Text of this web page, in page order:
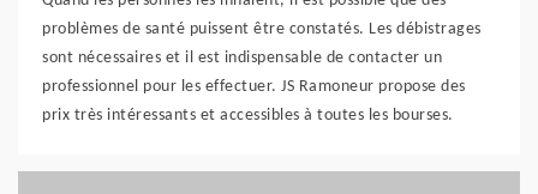
problèmes de santé puissent être constatés. Les débistrages
sont nécessaires et il est indispensable de contacter un
professionnel pour les effectuer. JS Ramoneur propose des
prix très intéressants et accessibles à toutes les bourses.